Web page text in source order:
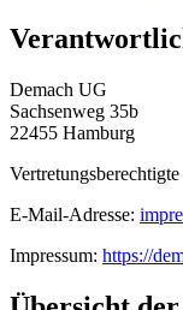
Demach UG
Sachsenweg 35b
22455 Hamburg
E-Mail-Adresse:
Impressum: https://